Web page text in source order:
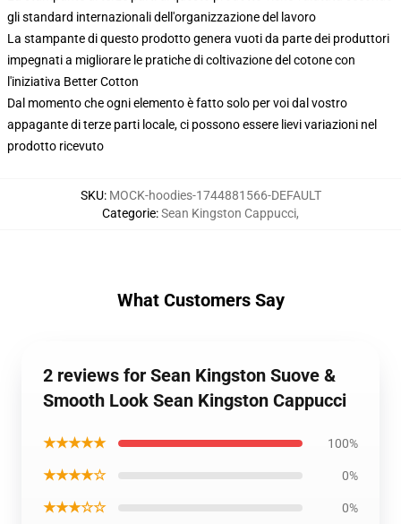
gli standard internazionali dell'organizzazione del lavoro
La stampante di questo prodotto genera vuoti da parte dei produttori
impegnati a migliorare le pratiche di coltivazione del cotone con
l'iniziativa Better Cotton
Dal momento che ogni elemento è fatto solo per voi dal vostro
appagante di terze parti locale, ci possono essere lievi variazioni nel
prodotto ricevuto
SKU: MOCK-hoodies-1744881566-DEFAULT
Categorie:Sean Kingston Cappucci,
What Customers Say
2 reviews for Sean Kingston Suove &
Smooth Look Sean Kingston Cappucci
★★★★★ 100%
★★★★☆ 0%
★★★☆☆ 0%